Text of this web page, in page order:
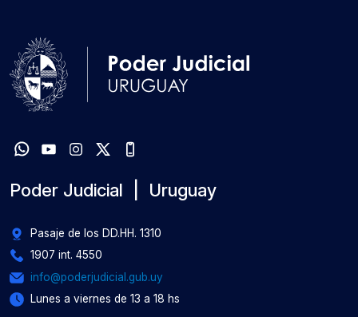
Poder Judicial | Uruguay
Pasaje de los DD.HH. 1310
1907 int. 4550
info@poderjudicial.gub.uy
Lunes a viernes de 13 a 18 hs